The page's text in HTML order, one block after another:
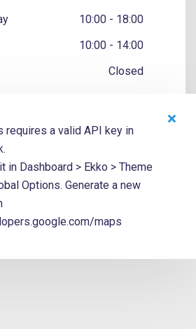
requires a valid API key in
in Dashboard > Ekko > Theme
Options. Generate a new
maps
10:00 - 18:00
10:00 - 14:00
Closed